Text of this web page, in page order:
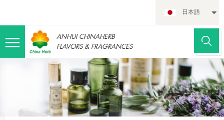
日本語
ANHUI CHINAHERB
FLAVORS & FRAGRANCES